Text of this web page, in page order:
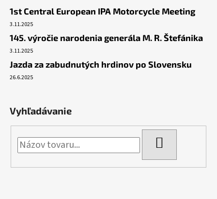
1st Central European IPA Motorcycle Meeting
3.11.2025
145. výročie narodenia generála M. R. Štefánika
3.11.2025
Jazda za zabudnutých hrdinov po Slovensku
26.6.2025
Vyhľadávanie